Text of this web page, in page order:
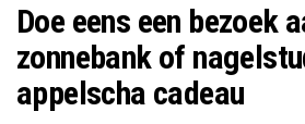
Doe eens een bezoek
zonnebank of
appelscha cadeau